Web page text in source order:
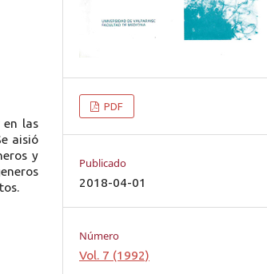
en las
aisió
y
PDF
Publicado
2018-04-01
Número
Vol. 7 (1992)